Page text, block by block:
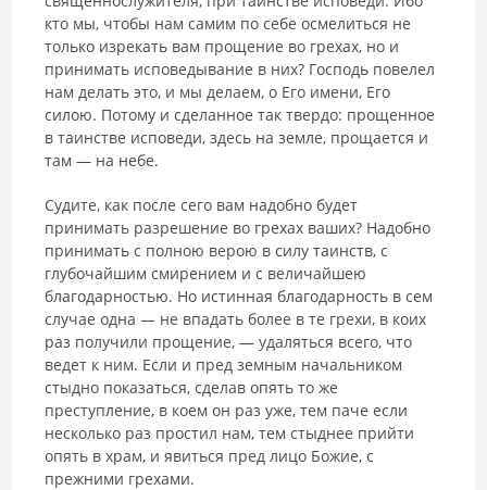
кто мы, чтобы нам самим по себе осмелиться не
только изрекать вам прощение во грехах, но и
принимать исповедывание в них? Господь повелел
нам делать это, и мы делаем, о Его имени, Его
силою. Потому и сделанное так твердо: про­щенное
в таинстве исповеди, здесь на земле, прощается и
там — на небе.
Судите, как после сего вам надобно будет
принимать разрешение во грехах ваших? Надобно
принимать с полною верою в силу таинств, с
глубочайшим смирением и с величайшею
благодарностью. Но истинная благодарность в сем
случае одна — не впадать более в те грехи, в коих
раз получили прощение, — удаляться всего, что
ведет к ним. Если и пред зем­ным начальником
стыдно показаться, сделав опять то же
преступление, в коем он раз уже, тем паче если
несколько раз простил нам, тем стыднее прийти
опять в храм, и явиться пред лицо Божие, с
прежними грехами.